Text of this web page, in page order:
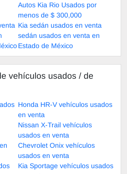
Autos Kia Rio Usados por
menos de $ 300,000
Kia sedán usados en venta
sedán usados en venta en
Estado de México
vehículos usados ​​/ de
Honda HR-V vehículos usados
en venta
Nissan X-Trail vehículos
usados en venta
Chevrolet Onix vehículos
usados en venta
Kia Sportage vehículos usados